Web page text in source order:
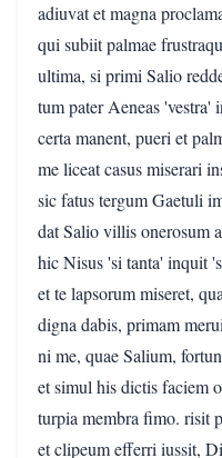
adiuvat et magna
qui subiit palmae
ultima, si primi Salio
tum pater Aeneas 'vestra'
certa manent, pueri et
me liceat casus miserari
sic fatus tergum Gaetuli
dat Salio villis onerosum
hic Nisus 'si tanta' inquit
et te lapsorum miseret,
digna dabis, primam
ni me, quae Salium,
et simul his dictis faciem
turpia membra fimo. risit
et clipeum efferri iussit,